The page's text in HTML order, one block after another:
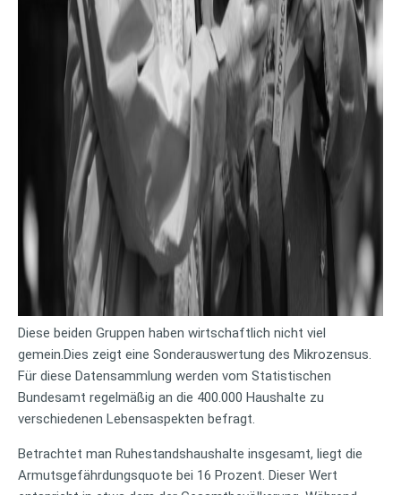
Diese beiden Gruppen haben wirtschaftlich nicht viel
gemein.Dies zeigt eine Sonderauswertung des Mikrozensus.
Für diese Datensammlung werden vom Statistischen
Bundesamt regelmäßig an die 400.000 Haushalte zu
verschiedenen Lebensaspekten befragt.
Betrachtet man Ruhestandshaushalte insgesamt, liegt die
Armutsgefährdungsquote bei 16 Prozent. Dieser Wert